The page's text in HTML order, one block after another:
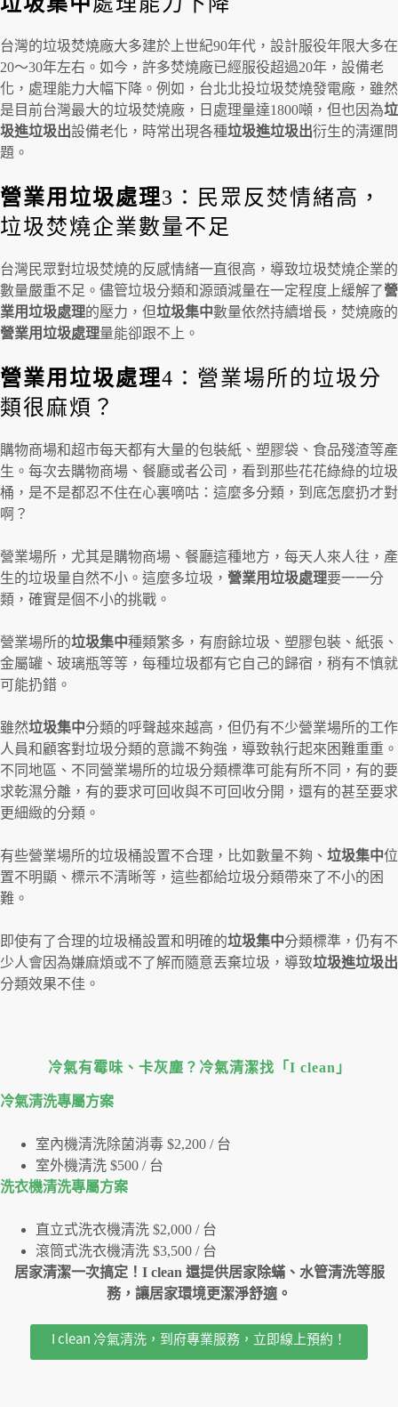
台灣的垃圾焚燒廠大多建於上世紀90年代，設計服役年限大多在
20～30年左右。如今，許多焚燒廠已經服役超過20年，設備老
化，處理能力大幅下降。例如，台北北投垃圾焚燒發電廠，雖然
是目前台灣最大的垃圾焚燒廠，日處理量達1800噸，但也因為垃
圾進垃圾出設備老化，時常出現各種垃圾進垃圾出衍生的清運問
題。
營業用垃圾處理3：民眾反焚情緒高，
垃圾焚燒企業數量不足
台灣民眾對垃圾焚燒的反感情緒一直很高，導致垃圾焚燒企業的
數量嚴重不足。儘管垃圾分類和源頭減量在一定程度上緩解了營
業用垃圾處理的壓力，但垃圾集中數量依然持續增長，焚燒廠的
營業用垃圾處理量能卻跟不上。
營業用垃圾處理4：營業場所的垃圾分
類很麻煩？
購物商場和超市每天都有大量的包裝紙、塑膠袋、食品殘渣等產
生。每次去購物商場、餐廳或者公司，看到那些花花綠綠的垃圾
桶，是不是都忍不住在心裏嘀咕：這麼多分類，到底怎麼扔才對
啊？
營業場所，尤其是購物商場、餐廳這種地方，每天人來人往，產
生的垃圾量自然不小。這麼多垃圾， 營業用垃圾處理要一一分
類，確實是個不小的挑戰。
營業場所的垃圾集中種類繁多，有廚餘垃圾、塑膠包裝、紙張、
金屬罐、玻璃瓶等等，每種垃圾都有它自己的歸宿，稍有不慎就
可能扔錯。
雖然垃圾集中分類的呼聲越來越高，但仍有不少營業場所的工作
人員和顧客對垃圾分類的意識不夠強，導致執行起來困難重重。
不同地區、不同營業場所的垃圾分類標準可能有所不同，有的要
求乾濕分離，有的要求可回收與不可回收分開，還有的甚至要求
更細緻的分類。
有些營業場所的垃圾桶設置不合理，比如數量不夠、 垃圾集中位
置不明顯、標示不清晰等，這些都給垃圾分類帶來了不小的困
難。
即使有了合理的垃圾桶設置和明確的垃圾集中分類標準，仍有不
少人會因為嫌麻煩或不了解而隨意丟棄垃圾，導致垃圾進垃圾出
分類效果不佳。
冷氣有霉味、卡灰塵？冷氣清潔找「I clean」
冷氣清洗專屬⽅案
室內機清洗除菌消毒 $2,200 / 台
室外機清洗 $500 / 台
洗衣機清洗專屬⽅案
直立式洗衣機清洗 $2,000 / 台
滾筒式洗衣機清洗 $3,500 / 台
居家清潔一次搞定！I clean 還提供居家除蟎、水管清洗等服
務，讓居家環境更潔淨舒適。
I clean 冷氣清洗，到府專業服務，立即線上預約！